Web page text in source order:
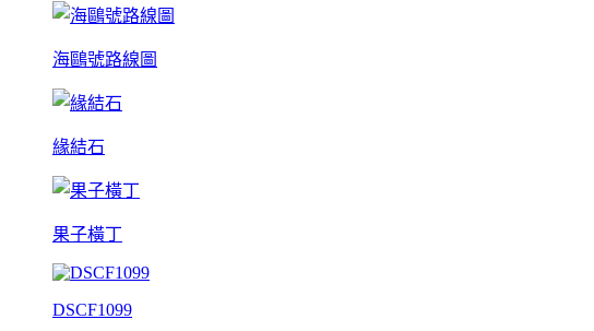
海鷗號路線圖
緣結石
果子橫丁
DSCF1099